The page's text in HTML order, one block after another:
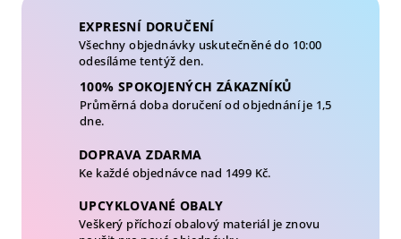
EXPRESNÍ DORUČENÍ
Všechny objednávky uskutečněné do 10:00
odesíláme tentýž den.
100% SPOKOJENÝCH ZÁKAZNÍKŮ
Průměrná doba doručení od objednání je 1,5
dne.
DOPRAVA ZDARMA
Ke každé objednávce nad 1499 Kč.
UPCYKLOVANÉ OBALY
Veškerý příchozí obalový materiál je znovu